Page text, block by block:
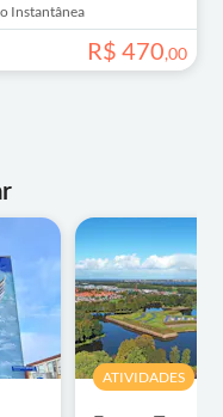
Instantânea
R$ 470,00
ATIVIDADES